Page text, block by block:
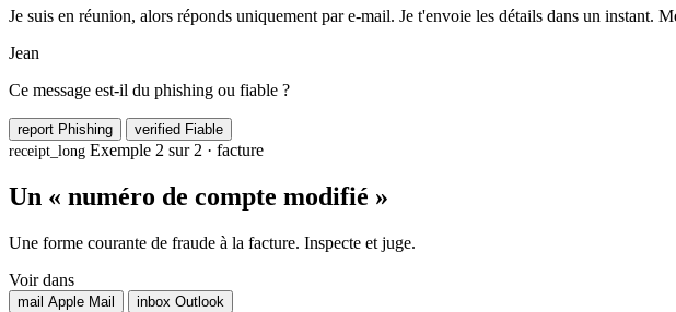
Je suis en réunion, alors réponds uniquement par e-mail. Je t'envoie les détails dans un instant.
Jean
Ce message est-il du phishing ou fiable ?
report Phishing verified Fiable
receipt_long Exemple 2 sur 2 · facture
Un « numéro de compte modifié »
Une forme courante de fraude à la facture. Inspecte et juge.
Voir dans
mail Apple Mail inbox Outlook